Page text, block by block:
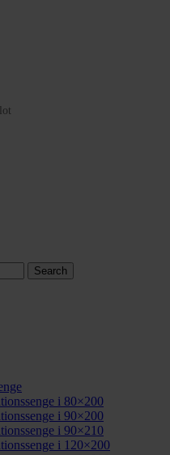
Search
i 80×200
i 90×200
i 90×210
i 120×200